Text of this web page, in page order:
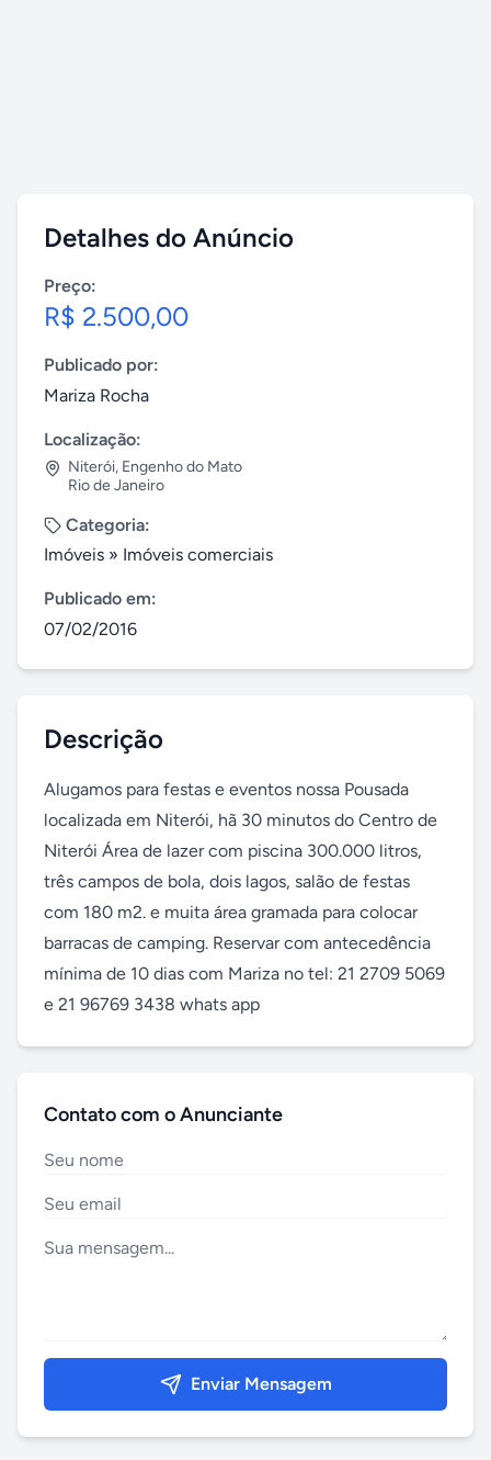
Detalhes do Anúncio
Preço:
R$ 2.500,00
Publicado por:
Mariza Rocha
Localização:
Niterói, Engenho do Mato
Rio de Janeiro
Categoria:
Imóveis » Imóveis comerciais
Publicado em:
07/02/2016
Descrição
Alugamos para festas e eventos nossa Pousada
localizada em Niterói, hã 30 minutos do Centro de
Niterói Área de lazer com piscina 300.000 litros,
três campos de bola, dois lagos, salão de festas
com 180 m2. e muita área gramada para colocar
barracas de camping. Reservar com antecedência
mínima de 10 dias com Mariza no tel: 21 2709 5069
e 21 96769 3438 whats app
Contato com o Anunciante
Enviar Mensagem